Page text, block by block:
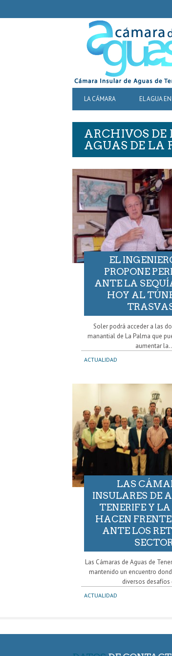
NAVIGATION
PRIMARY
NAVIGATION
LA CÁMARA EL AGUA
ARCHIVOS
AGUAS DE LA
EL
PROPONE
ANTE LA
HOY AL
Soler podrá acceder a las
manantial de La Palma que
aumentar la..
ACTUALIDAD
LAS
INSULARES DE
TENERIFE Y
HACEN
ANTE LOS
Las Cámaras de Aguas de
mantenido un encuentro
diversos desafíos
ACTUALIDAD